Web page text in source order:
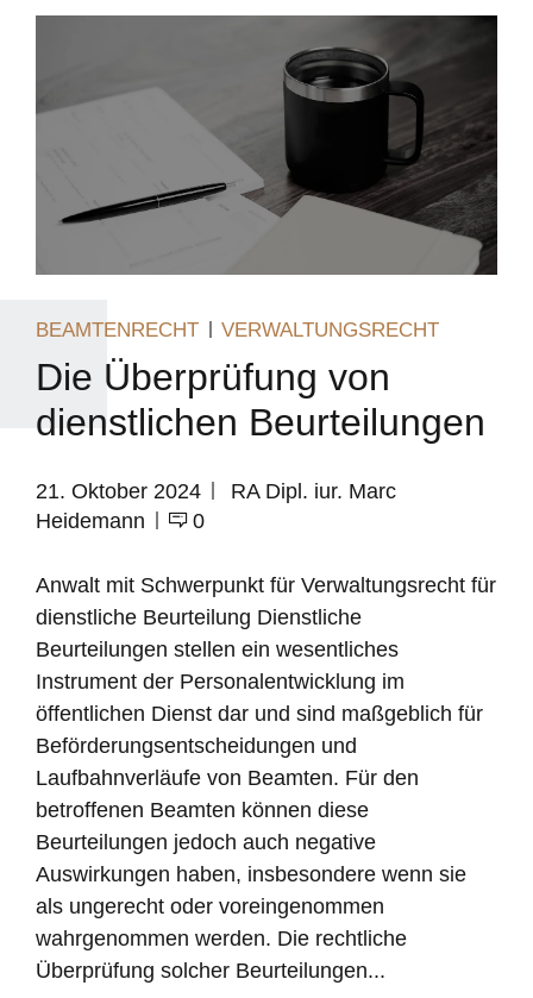
BEAMTENRECHT VERWALTUNGSRECHT
Die Überprüfung von
dienstlichen Beurteilungen
21. Oktober 2024
RA Dipl. iur. Marc
Heidemann
0
Anwalt mit Schwerpunkt für Verwaltungsrecht für
dienstliche Beurteilung Dienstliche
Beurteilungen stellen ein wesentliches
Instrument der Personalentwicklung im
öffentlichen Dienst dar und sind maßgeblich für
Beförderungsentscheidungen und
Laufbahnverläufe von Beamten. Für den
betroffenen Beamten können diese
Beurteilungen jedoch auch negative
Auswirkungen haben, insbesondere wenn sie
als ungerecht oder voreingenommen
wahrgenommen werden. Die rechtliche
Überprüfung solcher Beurteilungen...